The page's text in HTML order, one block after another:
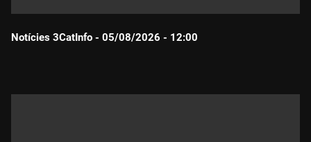
Notícies 3CatInfo - 05/08/2026 - 12:00